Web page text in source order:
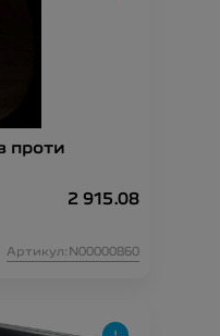
проти
2 915.08
Артикул:N00000860